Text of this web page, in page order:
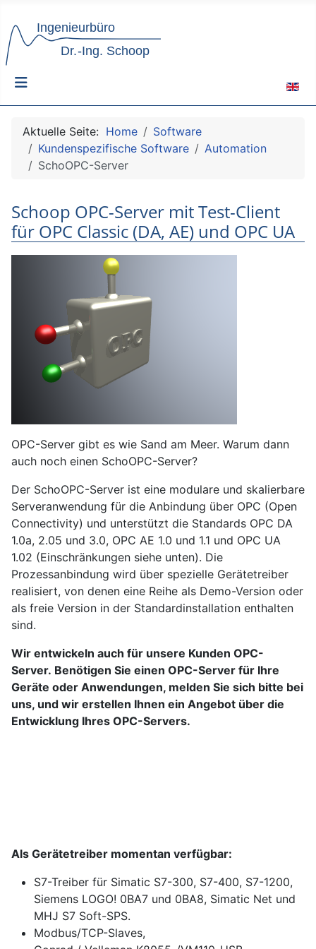
Aktuelle Seite: Home
Software
Kundenspezifische Software
Automation
SchoOPC-Server
Schoop OPC-Server mit Test-Client
für OPC Classic (DA, AE) und OPC UA
OPC-Server gibt es wie Sand am Meer. Warum dann
auch noch einen SchoOPC-Server?
Der SchoOPC-Server ist eine modulare und skalierbare
Serveranwendung für die Anbindung über OPC (Open
Connectivity) und unterstützt die Standards OPC DA
1.0a, 2.05 und 3.0, OPC AE 1.0 und 1.1 und OPC UA
1.02 (Einschränkungen siehe unten). Die
Prozessanbindung wird über spezielle Gerätetreiber
realisiert, von denen eine Reihe als Demo-Version oder
als freie Version in der Standardinstallation enthalten
sind.
Wir entwickeln auch für unsere Kunden OPC-
Server. Benötigen Sie einen OPC-Server für Ihre
Geräte oder Anwendungen, melden Sie sich bitte bei
uns, und wir erstellen Ihnen ein Angebot über die
Entwicklung Ihres OPC-Servers.
Als Gerätetreiber momentan verfügbar:
S7-Treiber für Simatic S7-300, S7-400, S7-1200,
Siemens LOGO! 0BA7 und 0BA8, Simatic Net und
MHJ S7 Soft-SPS.
Modbus/TCP-Slaves,